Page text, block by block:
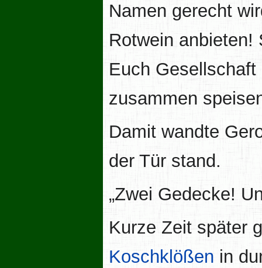
Namen gerecht
Rotwein anbieten!
Euch
zusammen
Damit wandte
der Tür stand.
„Zwei Gedecke!
Kurze Zeit später
Koschklößen in